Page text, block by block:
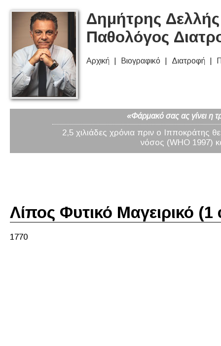
Δημήτρης
Παθολόγος
Αρχική Βιογραφικό Διατροφή
«Φάρμακό σας ας γίνει η
2,5 χιλιάδες χρόνια πριν ο Ιπποκράτης
νόσος (WHO 1997)
Λίπος Φυτικό Μαγειρικό
1770